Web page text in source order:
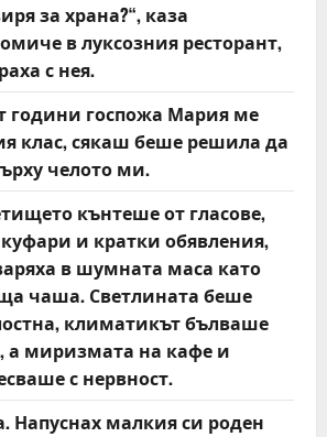
за храна?“, каза
в луксозния ресторант,
с нея.
години госпожа Мария ме
клас, сякаш беше решила да
челото ми.
кънтеше от гласове,
и кратки обявления,
в шумната маса като
чаша. Светлината беше
климатикът бълваше
а миризмата на кафе и
с нервност.
Напуснах малкия си роден